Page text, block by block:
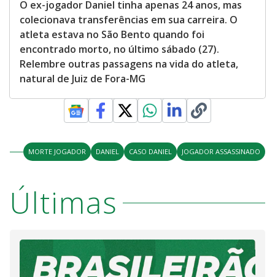
O ex-jogador Daniel tinha apenas 24 anos, mas
colecionava transferências em sua carreira. O
atleta estava no São Bento quando foi
encontrado morto, no último sábado (27).
Relembre outras passagens na vida do atleta,
natural de Juiz de Fora-MG
MORTE JOGADOR DANIEL CASO DANIEL JOGADOR ASSASSINADO
Últimas